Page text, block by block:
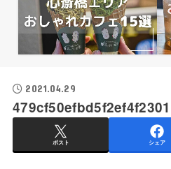
2021.04.29
ポスト シェア